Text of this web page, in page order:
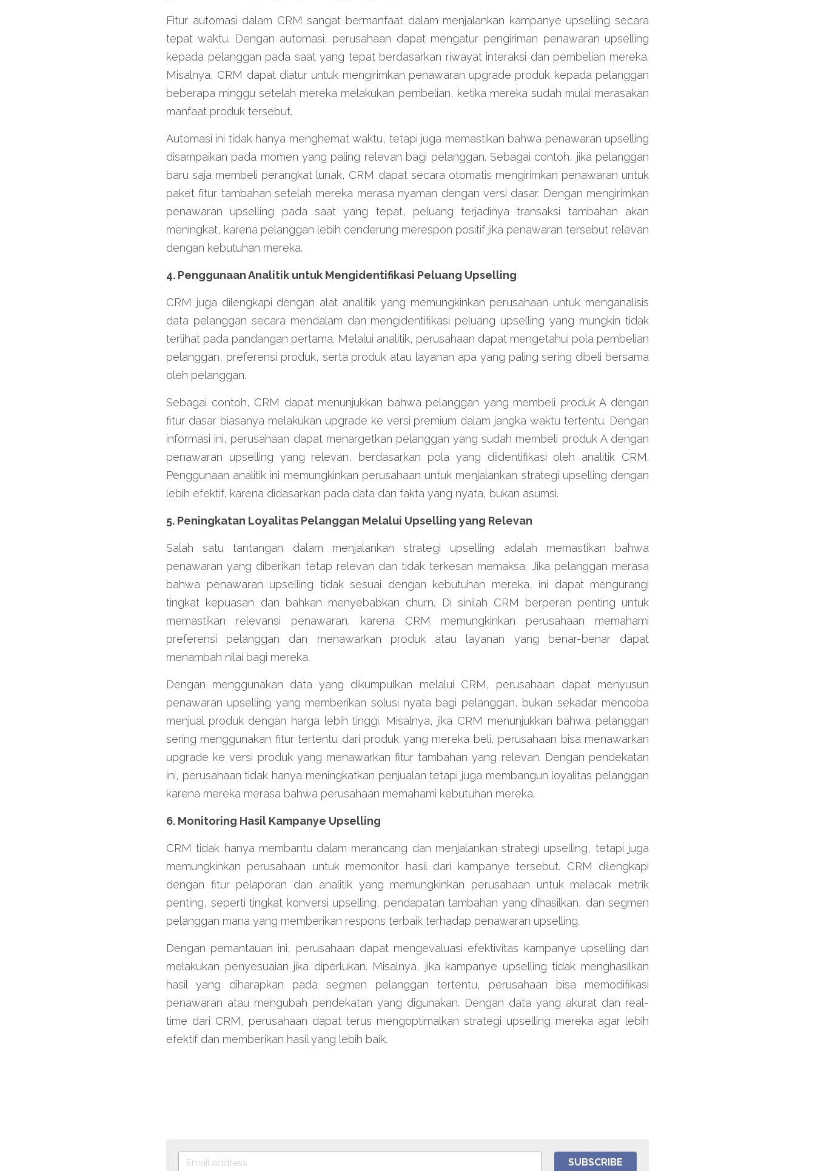
Fitur automasi dalam CRM sangat bermanfaat dalam menjalankan kampanye upselling secara
tepat waktu. Dengan automasi, perusahaan dapat mengatur pengiriman penawaran upselling
kepada pelanggan pada saat yang tepat berdasarkan riwayat interaksi dan pembelian mereka.
Misalnya, CRM dapat diatur untuk mengirimkan penawaran upgrade produk kepada pelanggan
beberapa minggu setelah mereka melakukan pembelian, ketika mereka sudah mulai merasakan
manfaat produk tersebut.
Automasi ini tidak hanya menghemat waktu, tetapi juga memastikan bahwa penawaran upselling
disampaikan pada momen yang paling relevan bagi pelanggan. Sebagai contoh, jika pelanggan
baru saja membeli perangkat lunak, CRM dapat secara otomatis mengirimkan penawaran untuk
paket fitur tambahan setelah mereka merasa nyaman dengan versi dasar. Dengan mengirimkan
penawaran upselling pada saat yang tepat, peluang terjadinya transaksi tambahan akan
meningkat, karena pelanggan lebih cenderung merespon positif jika penawaran tersebut relevan
dengan kebutuhan mereka.
4. Penggunaan Analitik untuk Mengidentifikasi Peluang Upselling
CRM juga dilengkapi dengan alat analitik yang memungkinkan perusahaan untuk menganalisis
data pelanggan secara mendalam dan mengidentifikasi peluang upselling yang mungkin tidak
terlihat pada pandangan pertama. Melalui analitik, perusahaan dapat mengetahui pola pembelian
pelanggan, preferensi produk, serta produk atau layanan apa yang paling sering dibeli bersama
oleh pelanggan.
Sebagai contoh, CRM dapat menunjukkan bahwa pelanggan yang membeli produk A dengan
fitur dasar biasanya melakukan upgrade ke versi premium dalam jangka waktu tertentu. Dengan
informasi ini, perusahaan dapat menargetkan pelanggan yang sudah membeli produk A dengan
penawaran upselling yang relevan, berdasarkan pola yang diidentifikasi oleh analitik CRM.
Penggunaan analitik ini memungkinkan perusahaan untuk menjalankan strategi upselling dengan
lebih efektif, karena didasarkan pada data dan fakta yang nyata, bukan asumsi.
5. Peningkatan Loyalitas Pelanggan Melalui Upselling yang Relevan
Salah satu tantangan dalam menjalankan strategi upselling adalah memastikan bahwa
penawaran yang diberikan tetap relevan dan tidak terkesan memaksa. Jika pelanggan merasa
bahwa penawaran upselling tidak sesuai dengan kebutuhan mereka, ini dapat mengurangi
tingkat kepuasan dan bahkan menyebabkan churn. Di sinilah CRM berperan penting untuk
memastikan relevansi penawaran, karena CRM memungkinkan perusahaan memahami
preferensi pelanggan dan menawarkan produk atau layanan yang benar-benar dapat
menambah nilai bagi mereka.
Dengan menggunakan data yang dikumpulkan melalui CRM, perusahaan dapat menyusun
penawaran upselling yang memberikan solusi nyata bagi pelanggan, bukan sekadar mencoba
menjual produk dengan harga lebih tinggi. Misalnya, jika CRM menunjukkan bahwa pelanggan
sering menggunakan fitur tertentu dari produk yang mereka beli, perusahaan bisa menawarkan
upgrade ke versi produk yang menawarkan fitur tambahan yang relevan. Dengan pendekatan
ini, perusahaan tidak hanya meningkatkan penjualan tetapi juga membangun loyalitas pelanggan
karena mereka merasa bahwa perusahaan memahami kebutuhan mereka.
6. Monitoring Hasil Kampanye Upselling
CRM tidak hanya membantu dalam merancang dan menjalankan strategi upselling, tetapi juga
memungkinkan perusahaan untuk memonitor hasil dari kampanye tersebut. CRM dilengkapi
dengan fitur pelaporan dan analitik yang memungkinkan perusahaan untuk melacak metrik
penting, seperti tingkat konversi upselling, pendapatan tambahan yang dihasilkan, dan segmen
pelanggan mana yang memberikan respons terbaik terhadap penawaran upselling.
Dengan pemantauan ini, perusahaan dapat mengevaluasi efektivitas kampanye upselling dan
melakukan penyesuaian jika diperlukan. Misalnya, jika kampanye upselling tidak menghasilkan
hasil yang diharapkan pada segmen pelanggan tertentu, perusahaan bisa memodifikasi
penawaran atau mengubah pendekatan yang digunakan. Dengan data yang akurat dan real-
time dari CRM, perusahaan dapat terus mengoptimalkan strategi upselling mereka agar lebih
efektif dan memberikan hasil yang lebih baik.
SUBSCRIBE